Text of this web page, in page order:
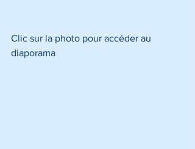
Clic sur la photo pour accéder au
diaporama